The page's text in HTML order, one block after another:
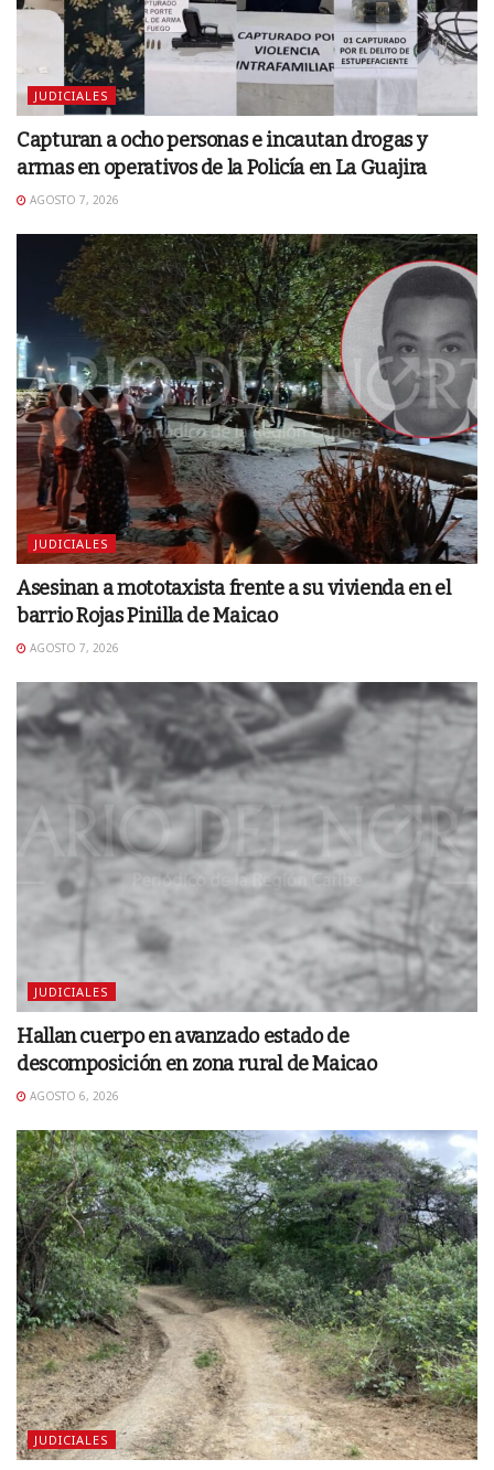
JUDICIALES
Capturan a ocho personas e incautan drogas y
armas en operativos de la Policía en La Guajira
AGOSTO 7, 2026
JUDICIALES
Asesinan a mototaxista frente a su vivienda en el
barrio Rojas Pinilla de Maicao
AGOSTO 7, 2026
JUDICIALES
Hallan cuerpo en avanzado estado de
descomposición en zona rural de Maicao
AGOSTO 6, 2026
JUDICIALES